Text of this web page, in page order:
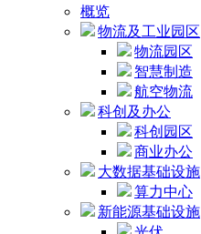
概览
物流及工业园区
物流园区
智慧制造
航空物流
科创及办公
科创园区
商业办公
大数据基础设施
算力中心
新能源基础设施